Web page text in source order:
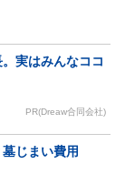
実はみんなココ
PR(Dreaw合同会社)
じまい費用